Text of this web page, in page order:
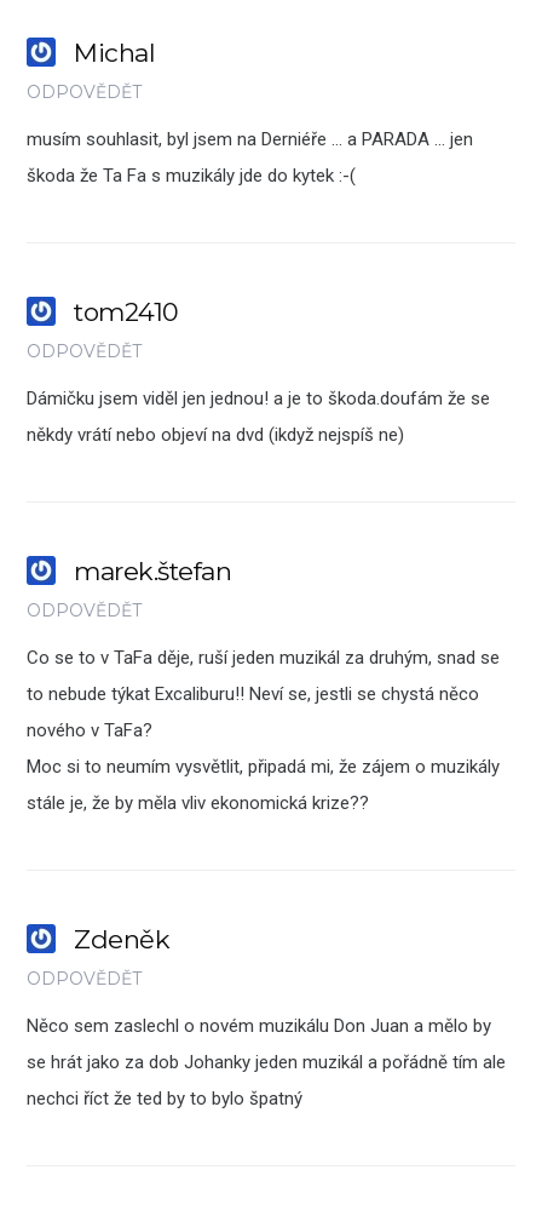
Michal
ODPOVĚDĚT
musím souhlasit, byl jsem na Derniéře … a PARADA … jen
škoda že Ta Fa s muzikály jde do kytek :-(
tom2410
ODPOVĚDĚT
Dámičku jsem viděl jen jednou! a je to škoda.doufám že se
někdy vrátí nebo objeví na dvd (ikdyž nejspíš ne)
marek.štefan
ODPOVĚDĚT
Co se to v TaFa děje, ruší jeden muzikál za druhým, snad se
to nebude týkat Excaliburu!! Neví se, jestli se chystá něco
nového v TaFa?
Moc si to neumím vysvětlit, připadá mi, že zájem o muzikály
stále je, že by měla vliv ekonomická krize??
Zdeněk
ODPOVĚDĚT
Něco sem zaslechl o novém muzikálu Don Juan a mělo by
se hrát jako za dob Johanky jeden muzikál a pořádně tím ale
nechci říct že ted by to bylo špatný